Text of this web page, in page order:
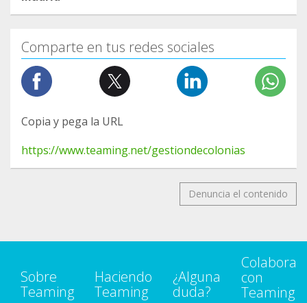
Comparte en tus redes sociales
Copia y pega la URL
https://www.teaming.net/gestiondecolonias
Denuncia el contenido
Sobre
Teaming
Haciendo
Teaming
¿Alguna
duda?
Colabora
con
Teaming